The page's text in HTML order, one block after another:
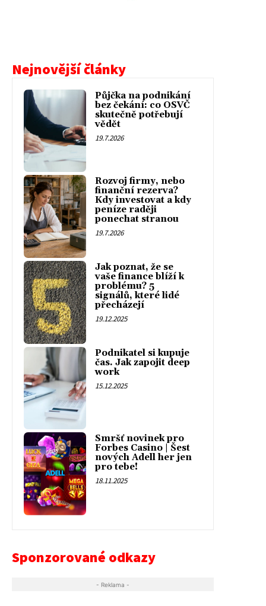
Nejnovější články
Půjčka na podnikání
bez čekání: co OSVČ
skutečně potřebují
vědět
19.7.2026
Rozvoj firmy, nebo
finanční rezerva?
Kdy investovat a kdy
peníze raději
ponechat stranou
19.7.2026
Jak poznat, že se
vaše finance blíží k
problému? 5
signálů, které lidé
přecházejí
19.12.2025
Podnikatel si kupuje
čas. Jak zapojit deep
work
15.12.2025
Smršť novinek pro
Forbes Casino | Šest
nových Adell her jen
pro tebe!
18.11.2025
Sponzorované odkazy
- Reklama -